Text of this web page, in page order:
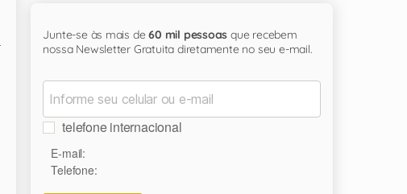
Junte-se às mais de60 mil pessoas que recebem
nossa Newsletter Gratuita diretamente no seu e-mail.
telefone internacional
E-mail:
Telefone: